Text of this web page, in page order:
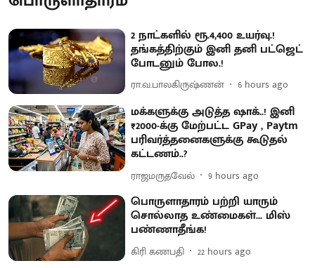
2 நாட்களில் ரூ.4,400 உயர்வு.!
தங்கத்திற்கும் இனி தனி பட்ஜெட்
போடனும் போல.!
ரா.வ.பாலகிருஷ்ணன் 6 hours ago
மக்களுக்கு அடுத்த ஷாக்..! இனி
₹2000-க்கு மேற்பட்ட GPay , Paytm
பரிவர்த்தனைகளுக்கு கூடுதல்
கட்டணம்..?
ராஜமருதவேல் 9 hours ago
பொருளாதாரம் பற்றி யாரும்
சொல்லாத உண்மைகள்... மிஸ்
பண்ணாதீங்க!
கிரி கணபதி 22 hours ago